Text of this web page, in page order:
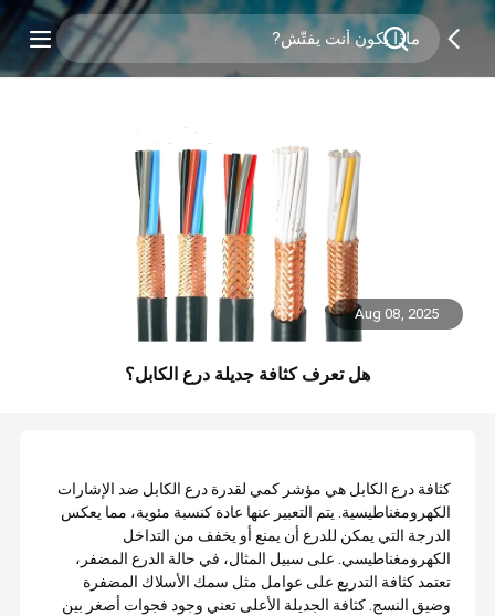
Aug 08, 2025
هل تعرف كثافة جديلة درع الكابل؟
كثافة درع الكابل هي مؤشر كمي لقدرة درع الكابل ضد الإشارات
الكهرومغناطيسية. يتم التعبير عنها عادة كنسبة مئوية، مما يعكس
الدرجة التي يمكن للدرع أن يمنع أو يخفف من التداخل
الكهرومغناطيسي. على سبيل المثال، في حالة الدرع المضفر،
تعتمد كثافة التدريع على عوامل مثل سمك الأسلاك المضفرة
وضيق النسج. كثافة الجديلة الأعلى تعني وجود فجوات أصغر بين